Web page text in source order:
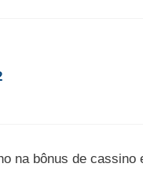
na bônus de